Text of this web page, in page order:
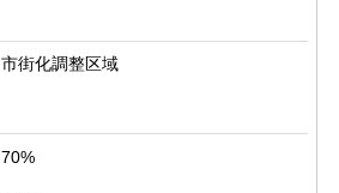
市街化調整区域
70%